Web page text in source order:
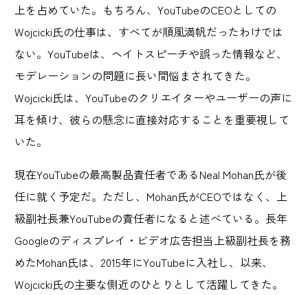
上を占めていた。もちろん、YouTubeのCEOとしての
Wojcicki氏の仕事は、すべてが順風満帆だったわけでは
ない。YouTubeは、ヘイトスピーチや誤った情報など、
モデレーションの問題に長い間悩まされてきた。
Wojcicki氏は、YouTubeのクリエイターやユーザーの声に
耳を傾け、彼らの懸念に直接対応することを重要視して
いた。
現在YouTubeの最高製品責任者であるNeal Mohan氏が後
任に就く予定だ。ただし、Mohan氏がCEOではなく、上
級副社長兼YouTubeの責任者になると述べている。長年
Googleのディスプレイ・ビデオ広告担当上級副社長を務
めたMohan氏は、2015年にYouTubeに入社し、以来、
Wojcicki氏の主要な側近のひとりとして活躍してきた。